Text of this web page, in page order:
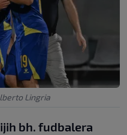
Lingria
bh. fudbalera